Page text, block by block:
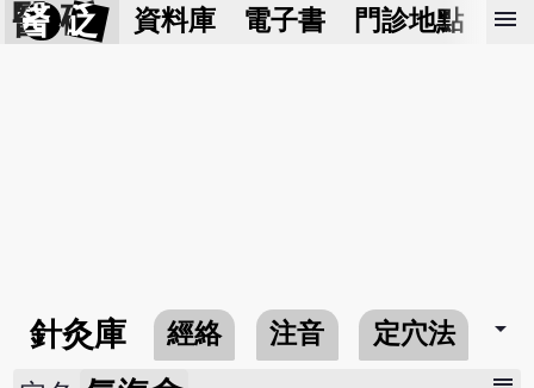
醫 砭 資料庫 電子書 門診地點 預
menu
針灸庫 經絡 注音 定穴法 arrow_drop_down